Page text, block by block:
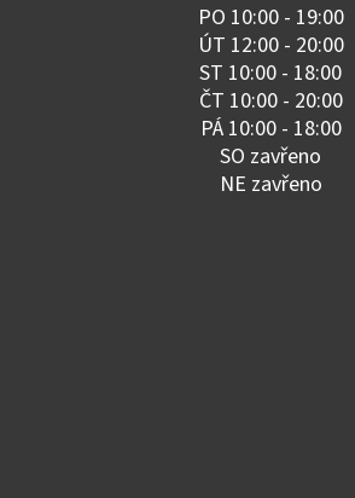
PO 10:00 - 19:00
ÚT 12:00 - 20:00
ST 10:00 - 18:00
ČT 10:00 - 20:00
PÁ 10:00 - 18:00
SO zavřeno
NE zavřeno